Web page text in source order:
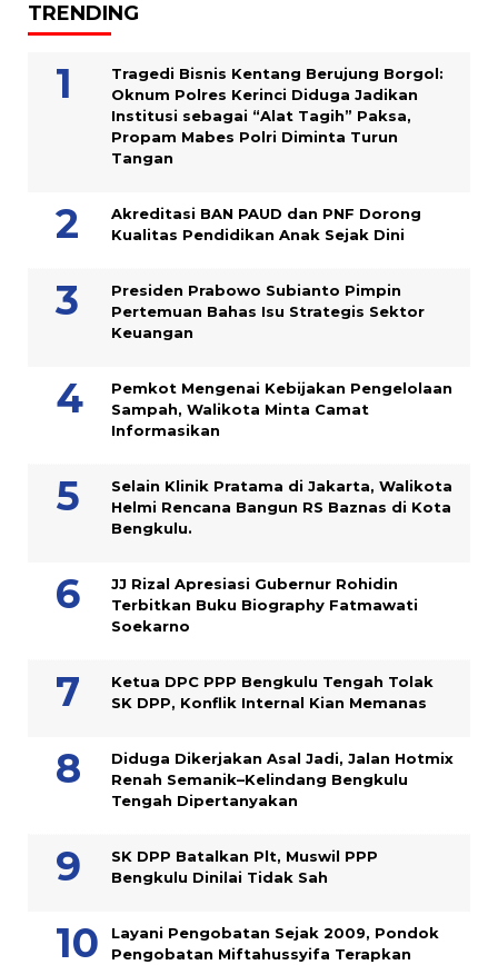
TRENDING
Tragedi Bisnis Kentang Berujung Borgol:
Oknum Polres Kerinci Diduga Jadikan
Institusi sebagai “Alat Tagih” Paksa,
Propam Mabes Polri Diminta Turun
Tangan
Akreditasi BAN PAUD dan PNF Dorong
Kualitas Pendidikan Anak Sejak Dini
Presiden Prabowo Subianto Pimpin
Pertemuan Bahas Isu Strategis Sektor
Keuangan
Pemkot Mengenai Kebijakan Pengelolaan
Sampah, Walikota Minta Camat
Informasikan
Selain Klinik Pratama di Jakarta, Walikota
Helmi Rencana Bangun RS Baznas di Kota
Bengkulu.
JJ Rizal Apresiasi Gubernur Rohidin
Terbitkan Buku Biography Fatmawati
Soekarno
Ketua DPC PPP Bengkulu Tengah Tolak
SK DPP, Konflik Internal Kian Memanas
Diduga Dikerjakan Asal Jadi, Jalan Hotmix
Renah Semanik–Kelindang Bengkulu
Tengah Dipertanyakan
SK DPP Batalkan Plt, Muswil PPP
Bengkulu Dinilai Tidak Sah
Layani Pengobatan Sejak 2009, Pondok
Pengobatan Miftahussyifa Terapkan